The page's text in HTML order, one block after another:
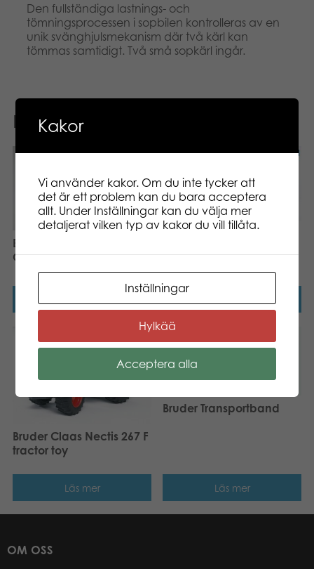
Den fullständiga lastnings- och
tömningsprocessen i sopbilen kontrolleras av en
unik svänghjulsmekanism där två kärl kan
tömmas samtidigt. Två små sopkärl ingår.
Relaterade produkter
Bruder Claas Lexion 480
Combine Skördetröska
Bruder Claas Nectis 267 F
Bruder Claas Nectis 267 F
tractor toy
Läs mer
Bruder Transportband
Läs mer
OM OSS
Kakor
Vi använder kakor. Om du inte tycker att
det är ett problem kan du bara acceptera
allt. Under Inställningar kan du välja mer
detaljerat vilken typ av kakor du vill tillåta.
Inställningar
Hylkää
Acceptera alla